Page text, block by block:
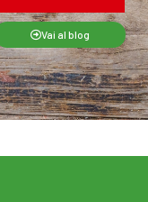
Vai al blog